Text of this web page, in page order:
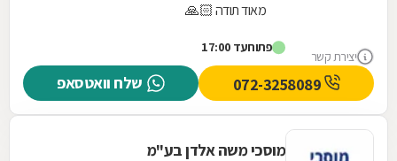
יצירת קשר
מאוד תודה 🙏🏻
פתוחעד 17:00
שלח וואטסאפ
מוסכי משה אלדן בע"מ